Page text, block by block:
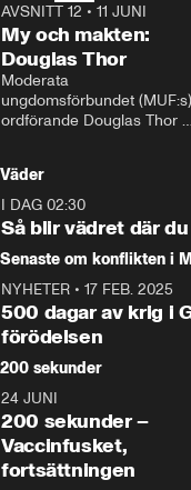
AVSNITT 12 • 11 JUNI
My och makten:
Douglas Thor
Moderata
ungdomsförbundet (MUF:s)
ordförande Douglas Thor
tonårsutvisningarna och hur
Moderaterna ska locka
väljare till valet i höst.
Väder
I DAG 02:30
Så blir vädret där
Senaste om konflikten i
NYHETER • 17 FEB. 2025
500 dagar av krig i
förödelsen
200 sekunder
24 JUNI
200 sekunder –
Vaccinfusket,
fortsättningen